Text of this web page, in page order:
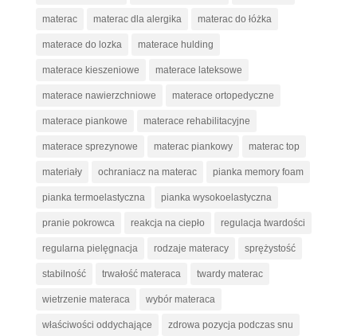
materac materac dla alergika materac do łóżka
materace do lozka materace hulding
materace kieszeniowe materace lateksowe
materace nawierzchniowe materace ortopedyczne
materace piankowe materace rehabilitacyjne
materace sprezynowe materac piankowy materac top
materiały ochraniacz na materac pianka memory foam
pianka termoelastyczna pianka wysokoelastyczna
pranie pokrowca reakcja na ciepło regulacja twardości
regularna pielęgnacja rodzaje materacy sprężystość
stabilność trwałość materaca twardy materac
wietrzenie materaca wybór materaca
właściwości oddychające zdrowa pozycja podczas snu